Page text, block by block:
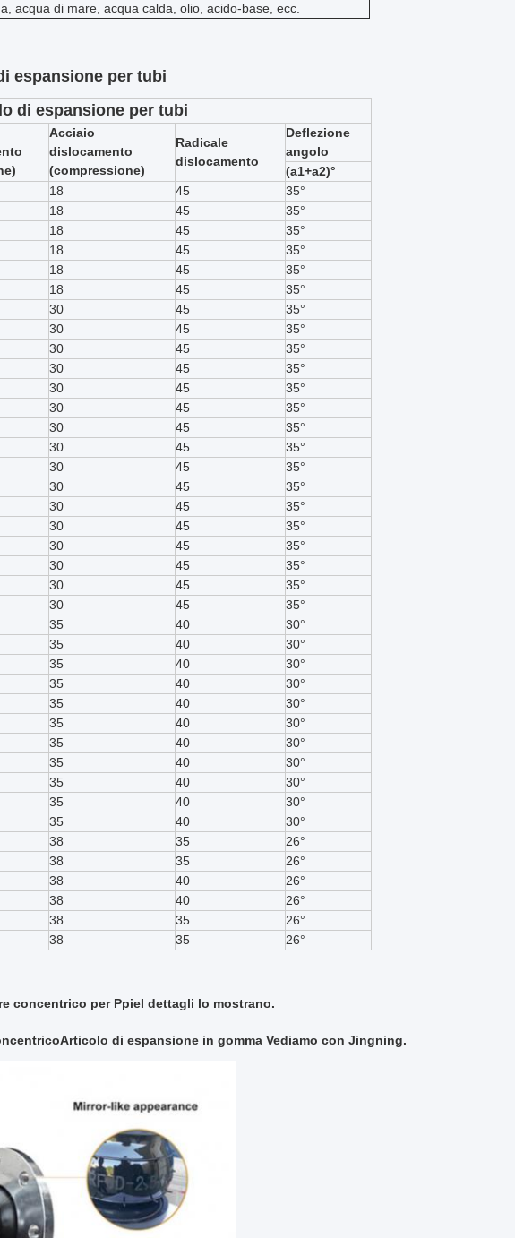
acqua di mare, acqua calda, olio, acido-base, ecc.
espansione per tubi
di espansione per tubi
Acciaio
dislocamento
(compressione)
Radicale
dislocamento
Deflezione
angolo
(a1+a2)°
18 45
35°
18 45
35°
18 45
35°
18 45
35°
18 45
35°
18 45
35°
30 45
35°
30 45
35°
30 45
35°
30 45
35°
30 45
35°
30 45
35°
30 45
35°
30 45
35°
30 45
35°
30 45
35°
30 45
35°
30 45
35°
30 45
35°
30 45
35°
30 45
35°
30 45
35°
35 40
30°
35 40
30°
35 40
30°
35 40
30°
35 40
30°
35 40
30°
35 40
30°
35 40
30°
35 40
30°
35 40
30°
35 40
30°
38 35
26°
38 35
26°
38 40
26°
38 40
26°
38 35
26°
38 35 26°
concentrico per PpieI dettagli lo mostrano.
Articolo di espansione in gomma Vediamo con Jingning.